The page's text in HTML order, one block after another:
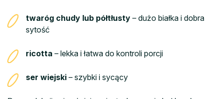
twaróg chudy lub półtłusty – dużo białka i dobra
sytość
ricotta – lekka i łatwa do kontroli porcji
ser wiejski – szybki i sycący